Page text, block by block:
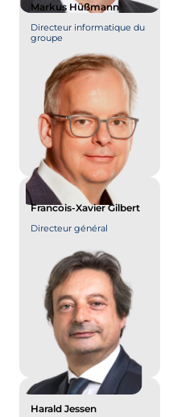
Markus Hüßmann
Directeur informatique du
groupe
Francois-Xavier Gilbert
Directeur général
Harald Jessen